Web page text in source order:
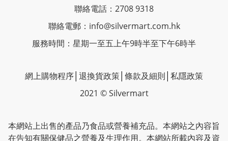
聯絡電話：2708 9318
聯絡電郵： info@silvermart.com.hk
服務時間：星期一至五上午9時半至下午6時半
網上購物程序 退換貨政策 條款及細則 私隱政策
2021 © Silvermart
本網站上出售的產品乃食品或營養補充品。本網站之內容旨
在告知有關保健品之營養及生理作用。本網站所載內容及資